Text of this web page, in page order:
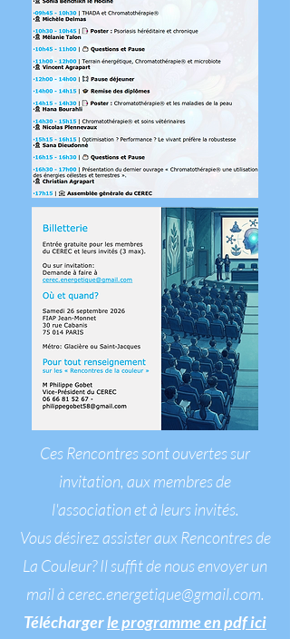
Ces Rencontres sont ouvertes sur
invitation, aux membres de
l'association et à leurs invités.
​Vous désirez assister aux Rencontres de
La Couleur? Il suffit de nous envoyer un
mail àcerec.energetique@gmail.com.
Téléchargerle programme en pdf ici